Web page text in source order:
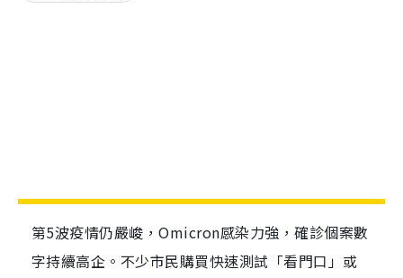
第5波疫情仍嚴峻，Omicron感染力強，確診個案數
字持續高企。不少市民購買快速測試「看門口」或